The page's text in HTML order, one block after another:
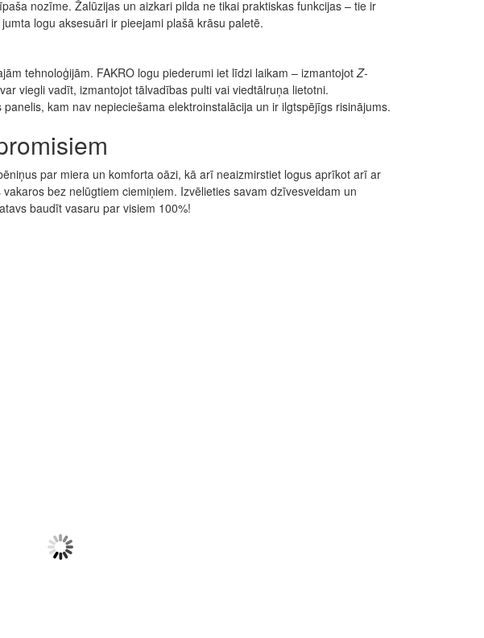
nozīme. Žalūzijas un aizkari pilda ne tikai praktiskas funkcijas – tie ir
logu aksesuāri ir pieejami plašā krāsu paletē.
tehnoloģijām. FAKRO logu piederumi iet līdzi laikam – izmantojotZ-
viegli vadīt, izmantojot tālvadības pulti vai viedtālruņa lietotni.
kam nav nepieciešama elektroinstalācija un ir ilgtspējīgs risinājums.
par miera un komforta oāzi, kā arī neaizmirstiet logus aprīkot arī ar
bez nelūgtiem ciemiņiem. Izvēlieties savam dzīvesveidam un
baudīt vasaru par visiem 100%!